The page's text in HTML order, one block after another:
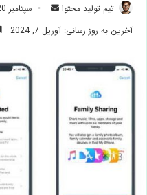
تیم تولید محتوا
ارسال
ایمیل
سپتامبر 20, 2020
آخرین به روز رسانی: آوریل 7, 2024